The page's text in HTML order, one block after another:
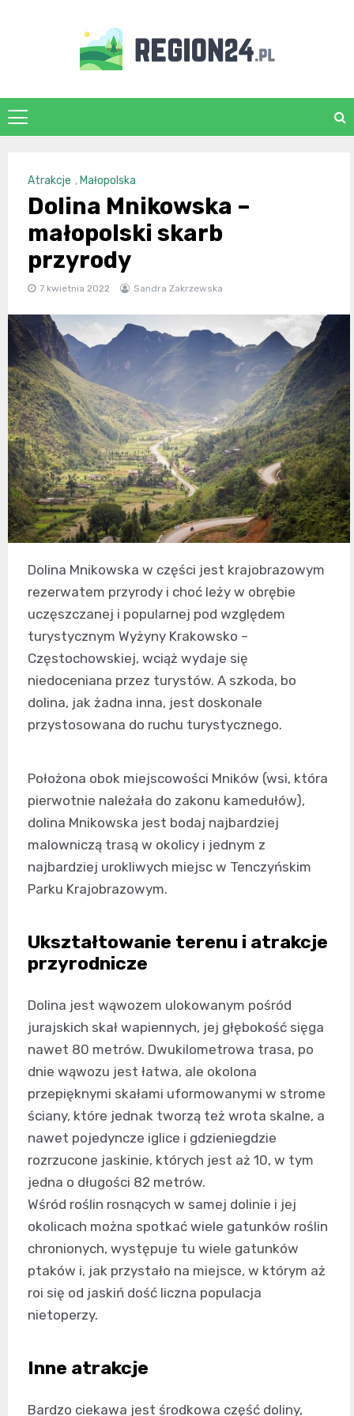
region24.pl
Atrakcje ,Małopolska
Dolina Mnikowska –
małopolski skarb
przyrody
7 kwietnia 2022 Sandra Zakrzewska
Dolina Mnikowska w części jest krajobrazowym
rezerwatem przyrody i choć leży w obrębie
uczęszczanej i popularnej pod względem
turystycznym Wyżyny Krakowsko –
Częstochowskiej, wciąż wydaje się
niedoceniana przez turystów. A szkoda, bo
dolina, jak żadna inna, jest doskonale
przystosowana do ruchu turystycznego.
Położona obok miejscowości Mników (wsi, która
pierwotnie należała do zakonu kamedułów),
dolina Mnikowska jest bodaj najbardziej
malowniczą trasą w okolicy i jednym z
najbardziej urokliwych miejsc w Tenczyńskim
Parku Krajobrazowym.
Ukształtowanie terenu i atrakcje
przyrodnicze
Dolina jest wąwozem ulokowanym pośród
jurajskich skał wapiennych, jej głębokość sięga
nawet 80 metrów. Dwukilometrowa trasa, po
dnie wąwozu jest łatwa, ale okolona
przepięknymi skałami uformowanymi w strome
ściany, które jednak tworzą też wrota skalne, a
nawet pojedyncze iglice i gdzieniegdzie
rozrzucone jaskinie, których jest aż 10, w tym
jedna o długości 82 metrów.
Wśród roślin rosnących w samej dolinie i jej
okolicach można spotkać wiele gatunków roślin
chronionych, występuje tu wiele gatunków
ptaków i, jak przystało na miejsce, w którym aż
roi się od jaskiń dość liczna populacja
nietoperzy.
Inne atrakcje
Bardzo ciekawa jest środkowa część doliny,